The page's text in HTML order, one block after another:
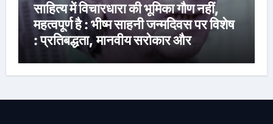
साहित्य में विचारधारा की भूमिका गौण नहीं,
महत्वपूर्ण है : भीष्म साहनी जन्मदिवस पर विशेष
: प्रतिबद्धता, मानवीय सरोकार और
रचनात्मक स्वतंत्रता के साहित्यकार